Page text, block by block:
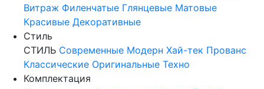
Витраж Филенчатые Глянцевые Матовые
Красивые Декоративные
Стиль
СТИЛЬ Современные Модерн Хай-тек Прованс
Классические Оригинальные Техно
Комплектация